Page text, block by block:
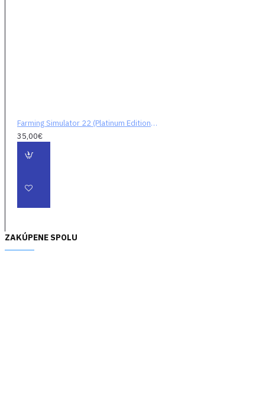
Farming Simulator 22 (Platinum Edition) (digitálny kód)
35,00€
ZAKÚPENE SPOLU